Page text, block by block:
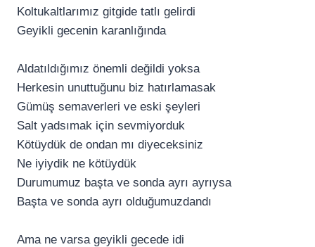
Koltukaltlarımız gitgide tatlı gelirdi
Geyikli gecenin karanlığında
Aldatıldığımız önemli değildi yoksa
Herkesin unuttuğunu biz hatırlamasak
Gümüş semaverleri ve eski şeyleri
Salt yadsımak için sevmiyorduk
Kötüydük de ondan mı diyeceksiniz
Ne iyiydik ne kötüydük
Durumumuz başta ve sonda ayrı ayrıysa
Başta ve sonda ayrı olduğumuzdandı
Ama ne varsa geyikli gecede idi